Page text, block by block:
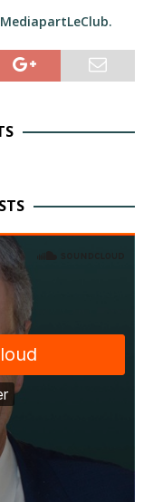
MediapartLeClub.